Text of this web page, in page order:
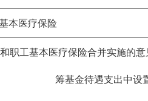
本医疗保险
职工基本医疗保险合并实施的
筹基金待遇支出中设